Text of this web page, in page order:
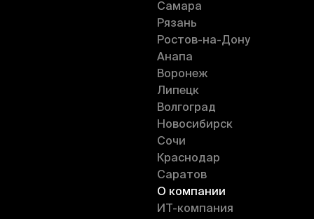
Самара
Рязань
Ростов-на-Дону
Анапа
Воронеж
Липецк
Волгоград
Новосибирск
Сочи
Краснодар
Саратов
О компании
ИT-компания